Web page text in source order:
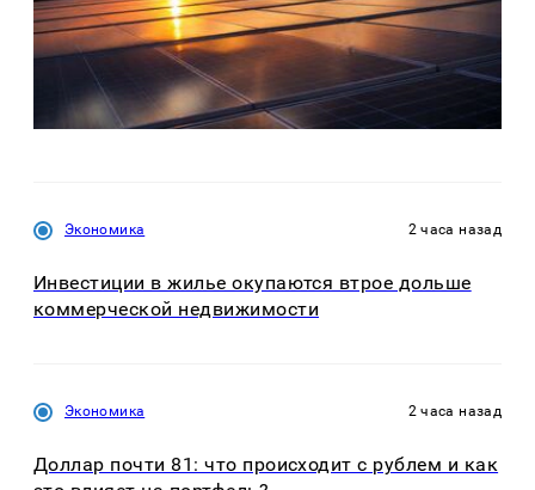
Экономика 2 часа назад
Инвестиции в жилье окупаются втрое дольше
коммерческой недвижимости
Экономика 2 часа назад
Доллар почти 81: что происходит с рублем и как